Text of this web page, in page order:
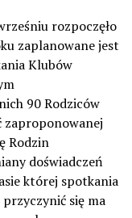
rozpoczęło
zaplanowane jest
Klubów
90 Rodziców
zaproponowanej
Rodzin
doświadczeń
której spotkania
się ma